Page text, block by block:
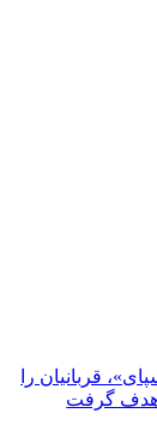
قربانیان را